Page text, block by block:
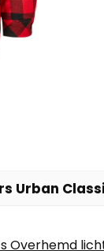
Urban
Overhemd